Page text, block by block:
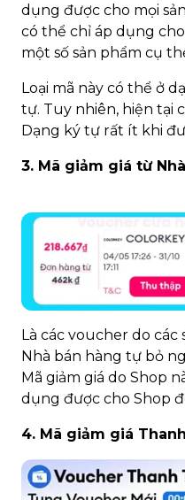
dụng được cho mọi
có thể chỉ áp dụng
một số sản phẩm cụ
Loại mã này có thể ở
tự. Tuy nhiên, hiện tại
Dạng ký tự rất ít khi
3. Mã giảm giá từ
Là các voucher do
Nhà bán hàng tự bỏ
Mã giảm giá do Shop
dụng được cho Shop
4. Mã giảm giá